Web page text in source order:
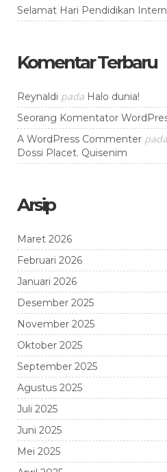
Selamat Hari Pendidikan
Komentar Terbaru
Reynaldi pada Halo dunia!
Seorang Komentator
A WordPress Commenter pada
Dossi Placet. Quisenim
Arsip
Maret 2026
Februari 2026
Januari 2026
Desember 2025
November 2025
Oktober 2025
September 2025
Agustus 2025
Juli 2025
Juni 2025
Mei 2025